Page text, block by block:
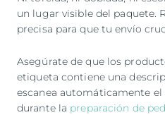
un lugar visible del paquete.
precisa para que tu envío
Asegúrate de que los
etiqueta contiene una
escanea automáticamente
durante la preparación de